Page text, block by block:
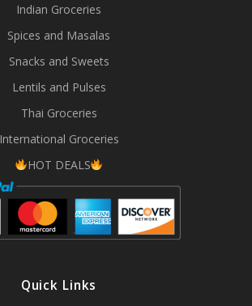
Indian Groceries
Spices and Masalas
Snacks and Sweets
Lentils and Pulses
Thai Groceries
International Groceries
HOT DEALS
Quick Links